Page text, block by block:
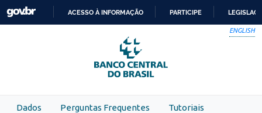
Skip to main content
PARA
O
CONTEÚDO
ACESSO À INFORMAÇÃO PARTICIPE
ENGLISH
Dados Perguntas Frequentes Tutoriais